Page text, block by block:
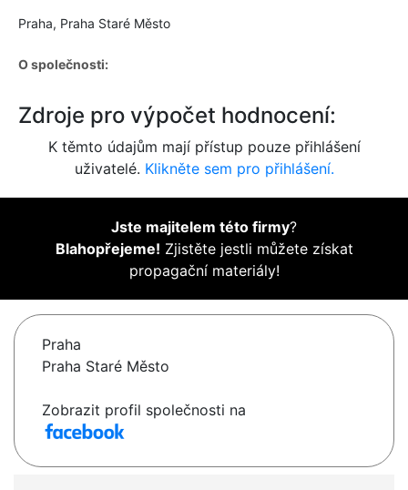
Praha, Praha Staré Město
O společnosti:
Zdroje pro výpočet hodnocení:
K těmto údajům mají přístup pouze přihlášení
uživatelé. Klikněte sem pro přihlášení.
Jste majitelem této firmy?
Blahopřejeme! Zjistěte jestli můžete získat
propagační materiály!
Praha
Praha Staré Město
Zobrazit profil společnosti na